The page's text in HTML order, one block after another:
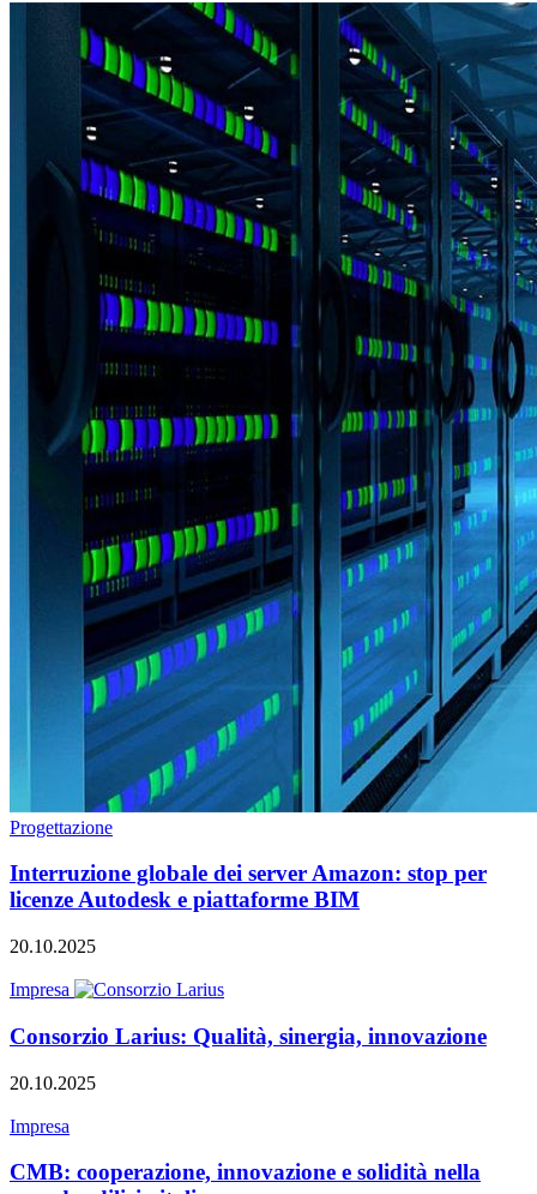
Progettazione
Interruzione globale dei server Amazon: stop per
licenze Autodesk e piattaforme BIM
20.10.2025
Impresa
Consorzio Larius: Qualità, sinergia, innovazione
20.10.2025
Impresa
CMB: cooperazione, innovazione e solidità nella